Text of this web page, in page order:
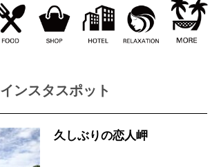
インスタスポット
久しぶりの恋人岬